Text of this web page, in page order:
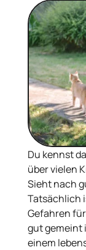
Du kennst
über vielen
Sieht nach
Tatsächlich
Gefahren
gut gemeint
einem